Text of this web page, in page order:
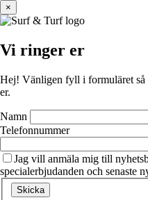
×
Vi ringer er
Hej! Vänligen fyll i formuläret så
er.
Namn
Telefonnummer
Jag vill anmäla mig till
specialerbjudanden och senaste